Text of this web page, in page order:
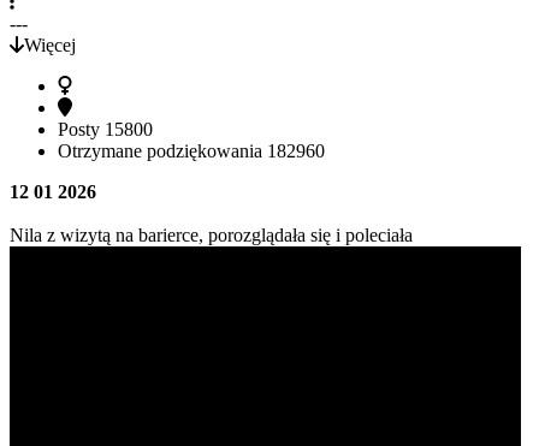
---
Więcej
Posty 15800
Otrzymane podziękowania 182960
12 01 2026
Nila z wizytą na barierce, porozglądała się i poleciała